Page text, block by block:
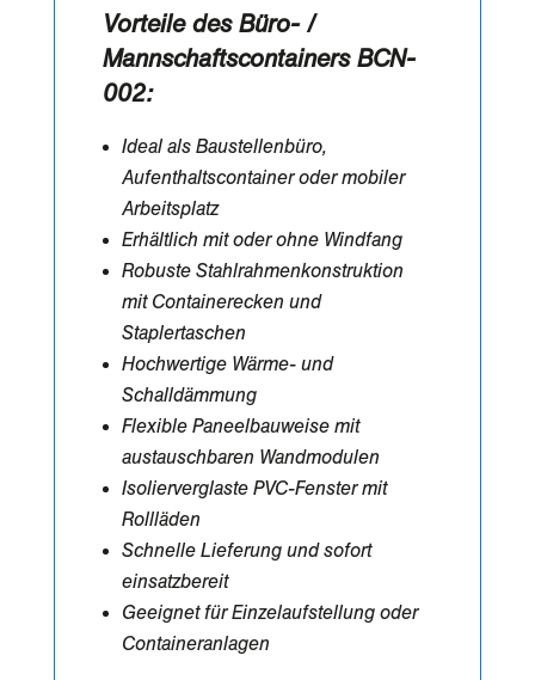
Vorteile des Büro- /
Mannschaftscontainers BCN-
002:
Ideal als Baustellenbüro,
Aufenthaltscontainer oder mobiler
Arbeitsplatz
Erhältlich mit oder ohne Windfang
Robuste Stahlrahmenkonstruktion
mit Containerecken und
Staplertaschen
Hochwertige Wärme- und
Schalldämmung
Flexible Paneelbauweise mit
austauschbaren Wandmodulen
Isolierverglaste PVC-Fenster mit
Rollläden
Schnelle Lieferung und sofort
einsatzbereit
Geeignet für Einzelaufstellung oder
Containeranlagen